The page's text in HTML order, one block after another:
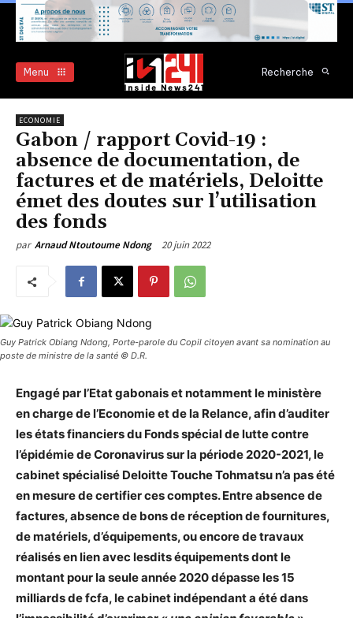
Menu Recherche
ECONOMIE
Gabon / rapport Covid-19 :
absence de documentation, de
factures et de matériels, Deloitte
émet des doutes sur l’utilisation
des fonds
par Arnaud Ntoutoume Ndong 20 juin 2022
Guy Patrick Obiang Ndong, Porte-parole du Copil citoyen avant sa nomination au
poste de ministre de la santé © D.R.
Engagé par l’Etat gabonais et notamment le ministère
en charge de l’Economie et de la Relance, afin d’auditer
les états financiers du Fonds spécial de lutte contre
l’épidémie de Coronavirus sur la période 2020-2021, le
cabinet spécialisé Deloitte Touche Tohmatsu n’a pas été
en mesure de certifier ces comptes. Entre absence de
factures, absence de bons de réception de fournitures,
de matériels, d’équipements, ou encore de travaux
réalisés en lien avec lesdits équipements dont le
montant pour la seule année 2020 dépasse les 15
milliards de fcfa, le cabinet indépendant a été dans